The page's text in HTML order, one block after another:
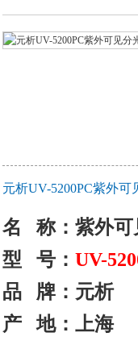
元析UV-5200PC紫外
名
称：紫外
型
号： UV-
品
牌：元析
产
地：上海